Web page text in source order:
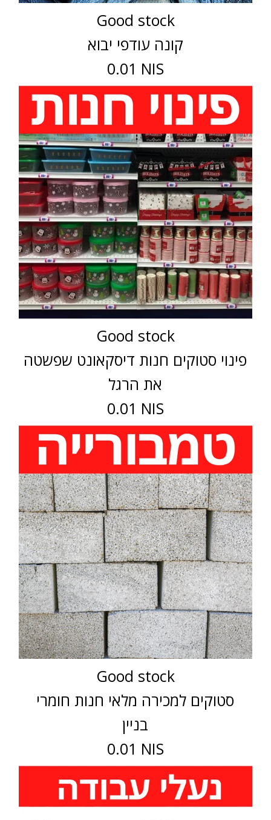
Good stock
קונה עודפי יבוא
0.01 NIS
Good stock
פינוי סטוקים חנות דיסקאונט שפשטה
את הרגל
0.01 NIS
Good stock
סטוקים למכירה מלאי חנות חומרי
בניין
0.01 NIS